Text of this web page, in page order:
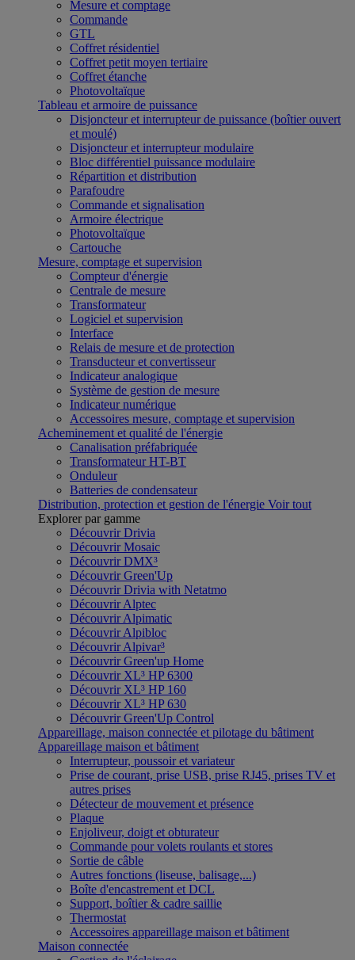
Mesure et comptage
Commande
GTL
Coffret résidentiel
Coffret petit moyen tertiaire
Coffret étanche
Photovoltaïque
Tableau et armoire de puissance
Disjoncteur et interrupteur de puissance (boîtier ouvert
et moulé)
Disjoncteur et interrupteur modulaire
Bloc différentiel puissance modulaire
Répartition et distribution
Parafoudre
Commande et signalisation
Armoire électrique
Photovoltaïque
Cartouche
Mesure, comptage et supervision
Compteur d'énergie
Centrale de mesure
Transformateur
Logiciel et supervision
Interface
Relais de mesure et de protection
Transducteur et convertisseur
Indicateur analogique
Système de gestion de mesure
Indicateur numérique
Accessoires mesure, comptage et supervision
Acheminement et qualité de l'énergie
Canalisation préfabriquée
Transformateur HT-BT
Onduleur
Batteries de condensateur
Distribution, protection et gestion de l'énergie Voir tout
Explorer par gamme
Découvrir Drivia
Découvrir Mosaic
Découvrir DMX³
Découvrir Green'Up
Découvrir Drivia with Netatmo
Découvrir Alptec
Découvrir Alpimatic
Découvrir Alpibloc
Découvrir Alpivar³
Découvrir Green'up Home
Découvrir XL³ HP 6300
Découvrir XL³ HP 160
Découvrir XL³ HP 630
Découvrir Green'Up Control
Appareillage, maison connectée et pilotage du bâtiment
Appareillage maison et bâtiment
Interrupteur, poussoir et variateur
Prise de courant, prise USB, prise RJ45, prises TV et
autres prises
Détecteur de mouvement et présence
Plaque
Enjoliveur, doigt et obturateur
Commande pour volets roulants et stores
Sortie de câble
Autres fonctions (liseuse, balisage,...)
Boîte d'encastrement et DCL
Support, boîtier & cadre saillie
Thermostat
Accessoires appareillage maison et bâtiment
Maison connectée